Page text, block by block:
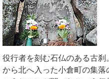
役行者を刻む石仏のある古
から北へ入った小倉町の集